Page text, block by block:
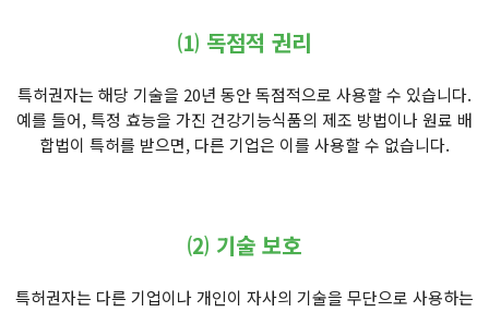
⑴ 독점적 권리
특허권자는 해당 기술을 20년 동안 독점적으로 사용할 수 있습니다.
예를 들어, 특정 효능을 가진 건강기능식품의 제조 방법이나 원료 배
합법이 특허를 받으면, 다른 기업은 이를 사용할 수 없습니다.
⑵ 기술 보호
특허권자는 다른 기업이나 개인이 자사의 기술을 무단으로 사용하는